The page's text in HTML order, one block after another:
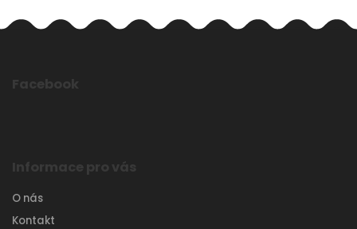
Facebook
Informace pro vás
O nás
Kontakt